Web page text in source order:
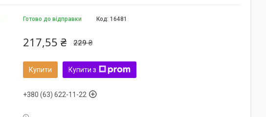
Готово до відправки Код: 16481
229 ₴
217,55 ₴
Купити Купити з
+380 (63) 622-11-22